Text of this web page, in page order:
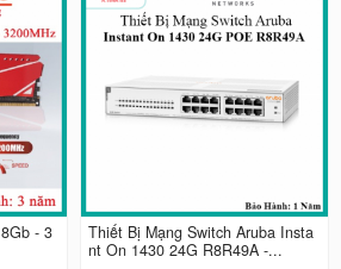
- 3
Thiết Bị Mạng Switch Aruba Insta
nt On 1430 24G R8R49A -...